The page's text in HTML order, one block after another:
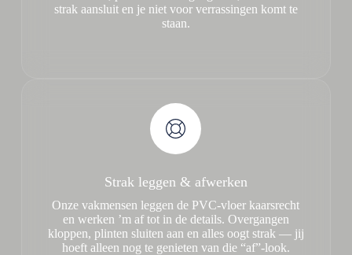
strak aansluit en je niet voor verrassingen komt te
staan.
Strak leggen & afwerken
Onze vakmensen leggen de PVC-vloer kaarsrecht
en werken ’m af tot in de details. Overgangen
kloppen, plinten sluiten aan en alles oogt strak — jij
hoeft alleen nog te genieten van die “af”-look.